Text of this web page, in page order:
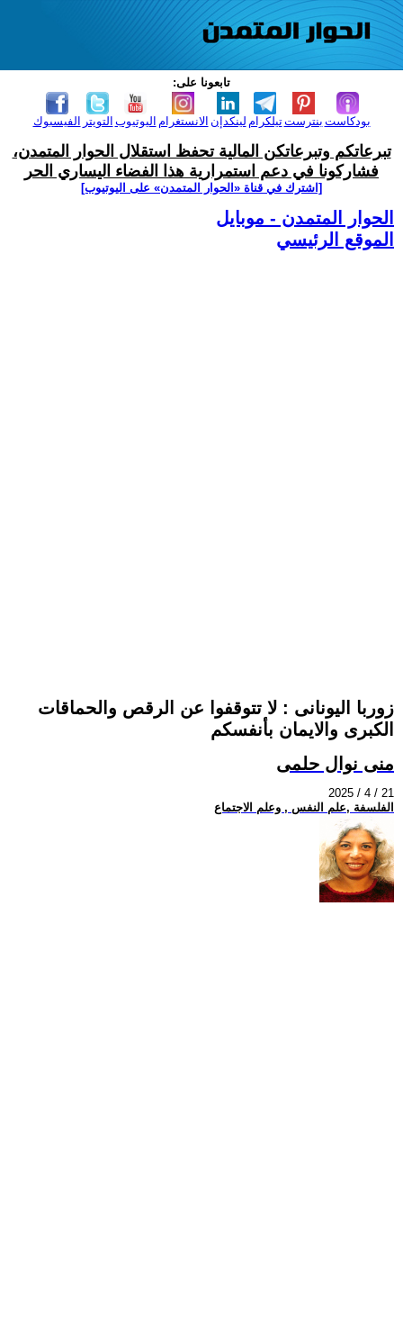
تابعونا على:
الفيسبوك التويتر اليوتيوب الانستغرام لينكدإن تيلكرامبنترست بودكاست
تبرعاتكم وتبرعاتكن المالية تحفظ استقلال الحوار المتمدن،
فشاركونا في دعم استمرارية هذا الفضاء اليساري الحر
[اشترك في قناة ‫«الحوار المتمدن» على اليوتيوب]
الحوار المتمدن - موبايل
الموقع الرئيسي
زوربا اليونانى : لا تتوقفوا عن الرقص والحماقات
الكبرى والايمان بأنفسكم
منى نوال حلمى
2025 / 4 / 21
الفلسفة ,علم النفس , وعلم الاجتماع